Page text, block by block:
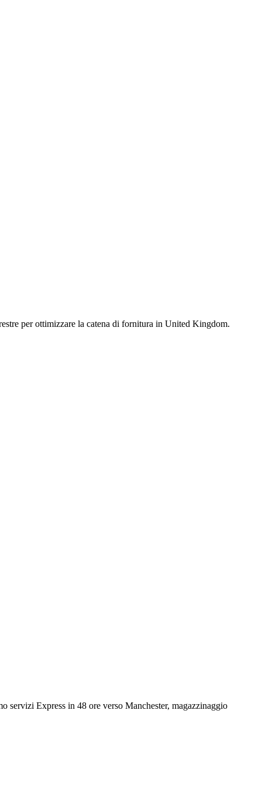
per ottimizzare la catena di fornitura in United Kingdom.
servizi Express in 48 ore verso Manchester, magazzinaggio